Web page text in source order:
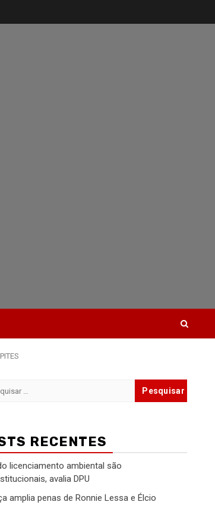
RECENTES
licenciamento ambiental são
avalia DPU
amplia penas de Ronnie Lessa e Élcio